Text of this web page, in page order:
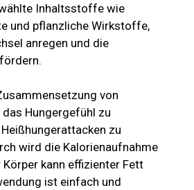
Inhaltsstoffe wie
und pflanzliche Wirkstoffe,
anregen und die
von
Hungergefühl zu
zu
wird die Kalorienaufnahme
kann effizienter Fett
ist einfach und